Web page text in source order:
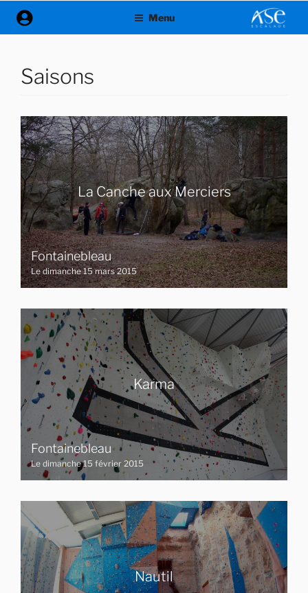
Aller
Menu
Saisons
La Canche aux Merciers
Fontainebleau
Le dimanche 15 mars 2015
Karma
Fontainebleau
Le dimanche 15 février 2015
Nautil